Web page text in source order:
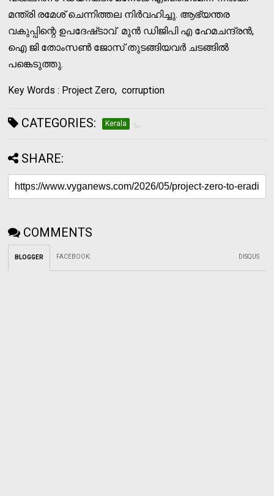
മന്ത്രി രമേശ്‌ ചെന്നിത്തല നിർവഹിച്ചു. ആഭ്യന്തര
വകുപ്പിന്റെ ഉപദേഷ്‌ടാവ്‌ മുൻ ഡിജിപി എ ഹേമചന്ദ്രൻ,
ഐ ജി തോംസൺ ജോസ് തുടങ്ങിയവർ ചടങ്ങിൽ
പങ്കെടുത്തു.
Key Words : Project Zero, corruption
CATEGORIES: Kerala
SHARE:
COMMENTS
BLOGGER FACEBOOK: DISQUS